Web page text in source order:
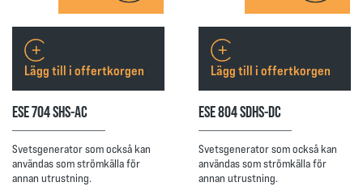
ESE 704 SHS-AC
Svetsgenerator som också kan
användas som strömkälla för
annan utrustning.
Lägg till i offertkorgen
ESE 804 SDHS-DC
Svetsgenerator som också kan
användas som strömkälla för
annan utrustning.
Lägg till i offertkorgen